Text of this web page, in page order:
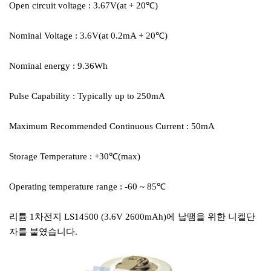
Open circuit voltage : 3.67V(at + 20℃)
Nominal Voltage : 3.6V(at 0.2mA + 20℃)
Nominal energy : 9.36Wh
Pulse Capability : Typically up to 250mA
Maximum Recommended Continuous Current : 50mA
Storage Temperature : +30℃(max)
Operating temperature range : -60 ~ 85℃
리튬 1차전지 LS14500 (3.6V 2600mAh)에 납땜을 위한 니켈단
자를 붙였습니다.